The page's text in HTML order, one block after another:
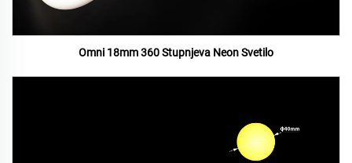
Omni 18mm 360 Stupnjeva Neon Svetilo